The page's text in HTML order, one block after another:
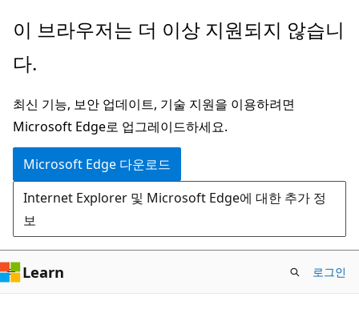
주
콘
츠
로
건
너
뛰
기
이 브라우저는 더 이상 지원되지 않습니
다.
최신 기능, 보안 업데이트, 기술 지원을 이용하려면
Microsoft Edge로 업그레이드하세요.
Microsoft Edge 다운로드
Internet Explorer 및 Microsoft Edge에 대한 추가 정
보
Learn 로그인